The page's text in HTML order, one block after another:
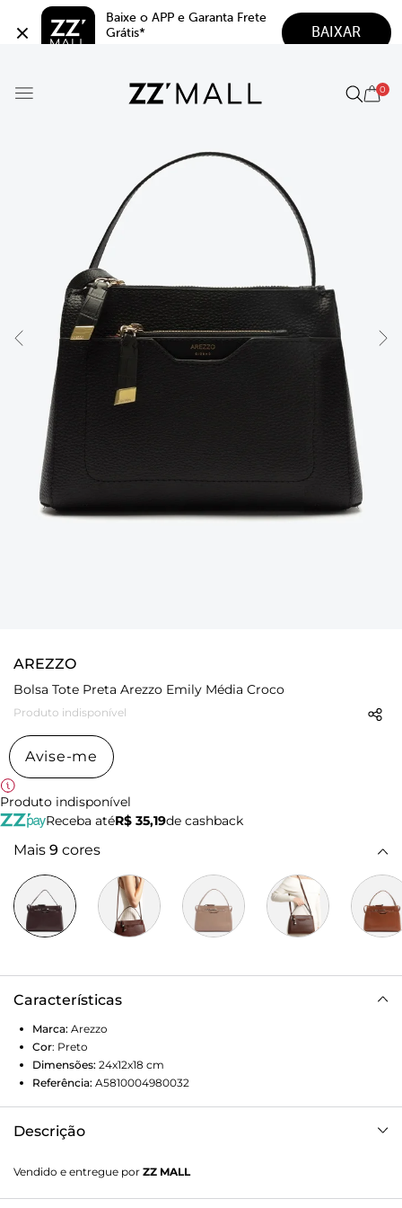
Baixe o APP e Garanta Frete
Grátis*
BAIXAR
0
AREZZO
Bolsa Tote Preta Arezzo Emily Média Croco
Produto indisponível
Avise-me
Produto indisponível
Receba atéR$ 35,19de cashback
Mais 9 cores
Características
Marca: Arezzo
Cor: Preto
Dimensões: 24x12x18 cm
Referência: A5810004980032
Descrição
estruturado, laterais arredondadas e acabamento acetinado
e macio. Traz alça de mão, alça lateral regulável, fecho em
Vendido e entregue por ZZ MALL